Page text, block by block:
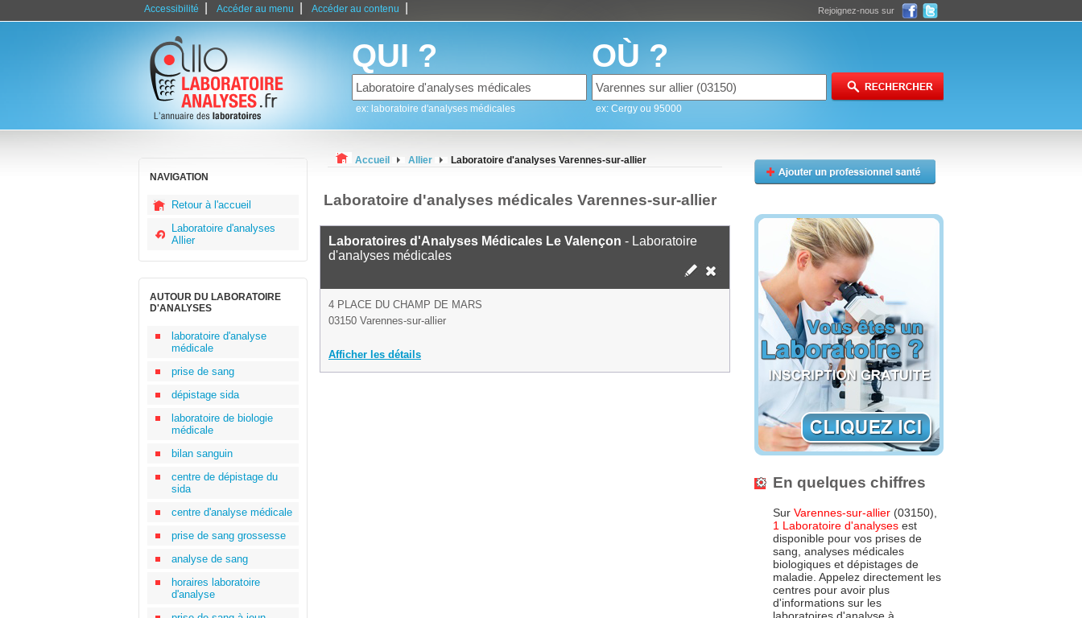
Accessibilité Accéder au menu Accéder au contenu Rejoignez-nous sur
QUI ?
ex: laboratoire d'analyses médicales
OÙ ?
ex: Cergy ou 95000
NAVIGATION
Retour à l'accueil
Laboratoire d'analyses
Allier
AUTOUR DU LABORATOIRE
D'ANALYSES
laboratoire d'analyse
médicale
prise de sang
dépistage sida
laboratoire de biologie
médicale
bilan sanguin
centre de dépistage du
sida
centre d'analyse médicale
prise de sang grossesse
analyse de sang
horaires laboratoire
d'analyse
Accueil Allier Laboratoire d'analyses Varennes-sur-allier
Laboratoire d'analyses médicales Varennes-sur-allier
Laboratoires d'Analyses Médicales Le Valençon - Laboratoire
d'analyses médicales
4 PLACE DU CHAMP DE MARS
03150 Varennes-sur-allier
Afficher les détails
En quelques chiffres
Sur Varennes-sur-allier (03150),
1 Laboratoire d'analyses est
disponible pour vos prises de
sang, analyses médicales
biologiques et dépistages de
maladie. Appelez directement les
centres pour avoir plus
d'informations sur les